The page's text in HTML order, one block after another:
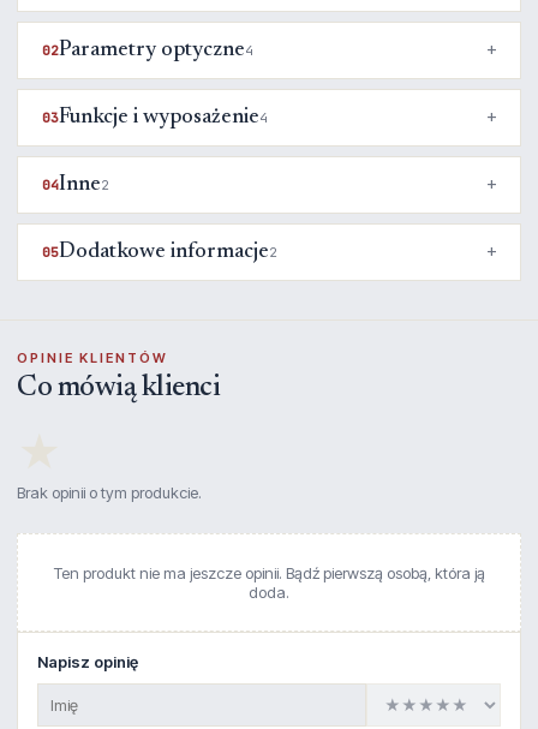
02Parametry optyczne4
03Funkcje i wyposażenie4
04Inne2
05Dodatkowe informacje2
OPINIE KLIENTÓW
Co mówią klienci
Brak opinii o tym produkcie.
Ten produkt nie ma jeszcze opinii. Bądź pierwszą osobą, która ją
doda.
Napisz opinię